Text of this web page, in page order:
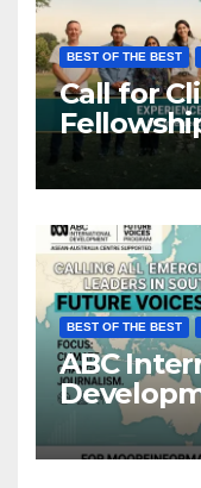
BEST OF THE BEST
Call for
BEST OF THE BEST
ABC
Voices